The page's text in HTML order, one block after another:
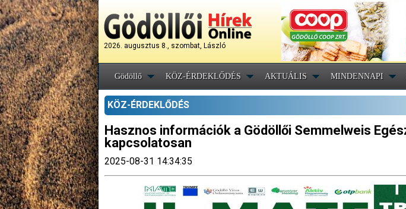
2026. augusztus 8., szombat, László
Gödöllő KÖZ-ÉRDEKLŐDÉS AKTUÁLIS MINDENNAPI
KÖZ-ÉRDEKLŐDÉS
Hasznos információk a Gödöllői Semmelweis
kapcsolatosan
2025-08-31 14:34:35